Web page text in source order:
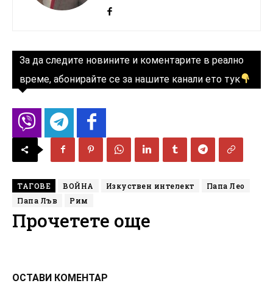
За да следите новините и коментарите в реално
време, абонирайте се за нашите канали ето тук
ТАГОВЕ ВОЙНА Изкуствен интелект
Папа Лео
Папа Лъв
Рим
Прочетете още
ОСТАВИ КОМЕНТАР